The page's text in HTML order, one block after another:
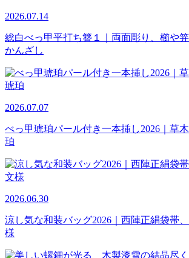
2026.07.14
総白べっ甲平打ち簪１｜両面彫り、櫛や
かんざし
2026.07.07
べっ甲琥珀パール付き一本挿し2026｜草
珀
2026.06.30
涼し気な和装バッグ2026｜西陣正絹袋帯
様